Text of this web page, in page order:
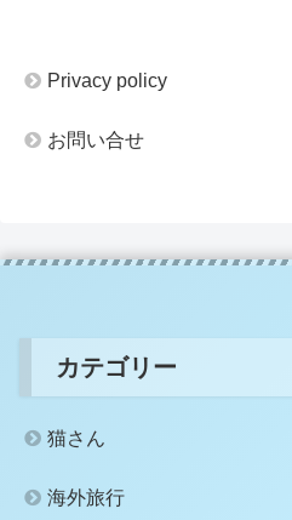
Privacy policy
お問い合せ
カテゴリー
猫さん
海外旅行